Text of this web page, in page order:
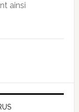
ainsi